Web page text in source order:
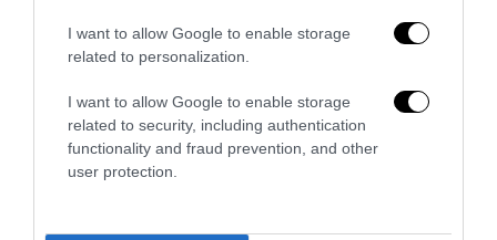
I want to allow Google to enable storage
related to personalization.
I want to allow Google to enable storage
related to security, including authentication
functionality and fraud prevention, and other
user protection.